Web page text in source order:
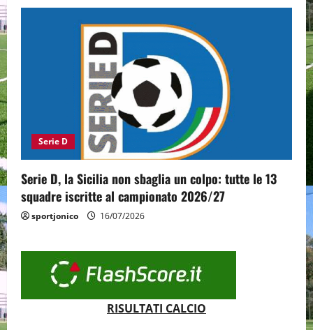
Serie D
Serie D, la Sicilia non sbaglia un colpo: tutte le 13
squadre iscritte al campionato 2026/27
sportjonico 16/07/2026
RISULTATI CALCIO